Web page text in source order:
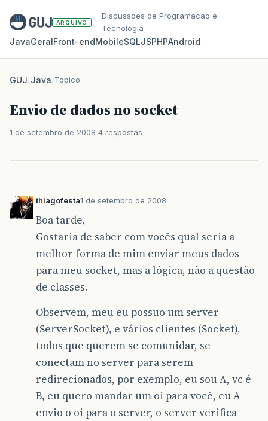
ARQUIVO
Discussoes de Programacao e
Tecnologia
JavaGeralFront‑endMobileSQLJSPHPAndroid
GUJ/Java/Topico
Envio de dados no socket
1 de setembro de 2008 4 respostas
thiagofesta1 de setembro de 2008
Boa tarde,
Gostaria de saber com vocês qual seria a
melhor forma de mim enviar meus dados
para meu socket, mas a lógica, não a questão
de classes.
Observem, meu eu possuo um server
(ServerSocket), e vários clientes (Socket),
todos que querem se comunidar, se
conectam no server para serem
redirecionados, por exemplo, eu sou A, vc é
B, eu quero mandar um oi para você, eu A
envio o oi para o server, o server verifica